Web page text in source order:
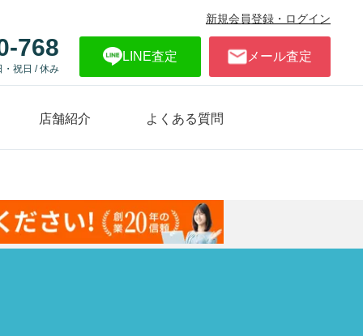
新規会員登録・ログイン
768
祝日 / 休み
LINE査定 メール査定
店舗紹介 よくある質問